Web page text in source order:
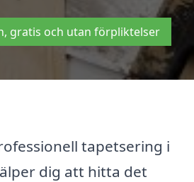
gratis och utan förpliktelser
tapetsering i
dig att hitta det